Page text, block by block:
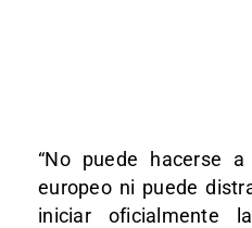
“No puede hacerse
europeo ni puede
iniciar oficialmente